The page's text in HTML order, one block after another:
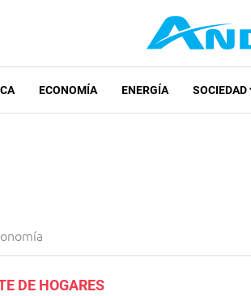
ECONOMÍA ENERGÍA SOCIEDAD
DE HOGARES